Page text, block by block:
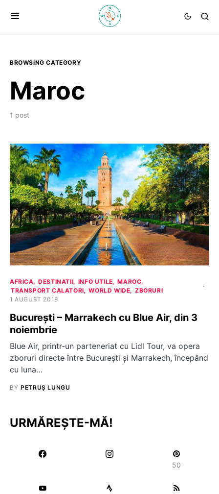
BROWSING CATEGORY
Maroc
1 post
AFRICA DESTINATII INFO UTILE
MAROC
TRANSPORT CALATORI
WORLD WIDE
ZBORURI
1 AUGUST 2018
București – Marrakech cu Blue Air, din 3
noiembrie
Blue Air, printr-un parteneriat cu Lidl Tour, va opera
zboruri directe între București și Marrakech, începând
cu luna…
BY PETRUȘ LUNGU
URMĂREȘTE-MĂ!
50